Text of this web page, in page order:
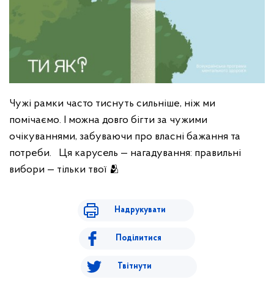
Чужі рамки часто тиснуть сильніше, ніж ми
помічаємо. І можна довго бігти за чужими
очікуваннями, забуваючи про власні бажання та
потреби.
Ця карусель — нагадування: правильні
вибори — тільки твої 🫂
Надрукувати
Поділитися
Твітнути